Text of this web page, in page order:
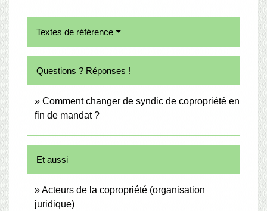
Textes de référence
Questions ? Réponses !
Comment changer de syndic de copropriété en
fin de mandat ?
Et aussi
Acteurs de la copropriété (organisation
juridique)